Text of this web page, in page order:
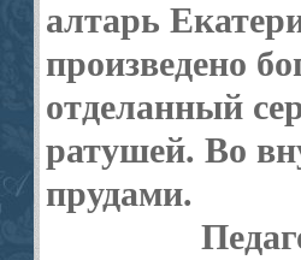
алтарь
произведено
отделанный
ратушей. Во
прудами.